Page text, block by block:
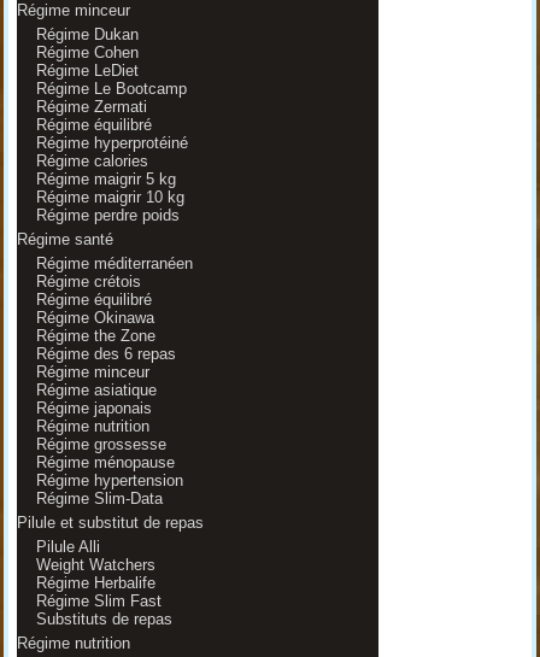
Régime minceur
Régime Dukan
Régime Cohen
Régime LeDiet
Régime Le Bootcamp
Régime Zermati
Régime équilibré
Régime hyperprotéiné
Régime calories
Régime maigrir 5 kg
Régime maigrir 10 kg
Régime perdre poids
Régime santé
Régime méditerranéen
Régime crétois
Régime équilibré
Régime Okinawa
Régime the Zone
Régime des 6 repas
Régime minceur
Régime asiatique
Régime japonais
Régime nutrition
Régime grossesse
Régime ménopause
Régime hypertension
Régime Slim-Data
Pilule et substitut de repas
Pilule Alli
Weight Watchers
Régime Herbalife
Régime Slim Fast
Substituts de repas
Régime nutrition